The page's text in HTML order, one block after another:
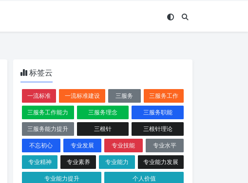
标签云
一流标准 一流标准建设 三服务
三服务工作
三服务工作能力
三服务理念
三服务职能
三服务能力提升
三根针
三根针理论
不忘初心
专业发展 专业技能
专业水平
专业精神
专业素养 专业能力
专业能力发展
专业能力提升
个人价值